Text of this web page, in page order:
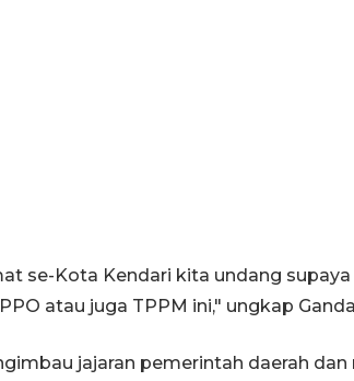
se-Kota Kendari kita undang
atau juga TPPM ini," ungkap
jajaran pemerintah daerah